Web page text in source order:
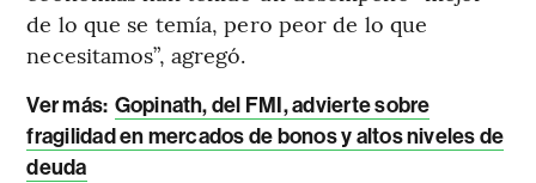
de lo que se temía, pero peor de lo que
necesitamos”, agregó.
Ver más: Gopinath, del FMI, advierte sobre
fragilidad en mercados de bonos y altos niveles de
deuda